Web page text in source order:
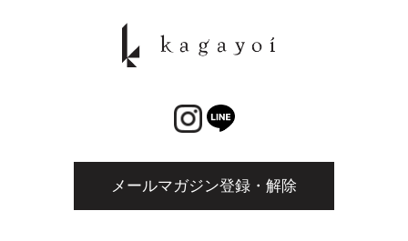
メールマガジン登録・解除